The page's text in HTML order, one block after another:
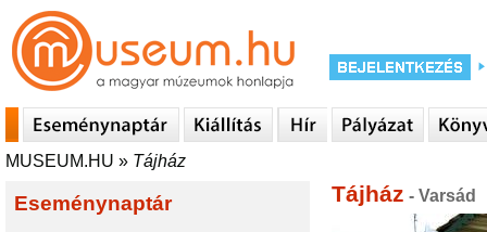
MUSEUM.HU » Tájház
Eseménynaptár Tájház - Varsád